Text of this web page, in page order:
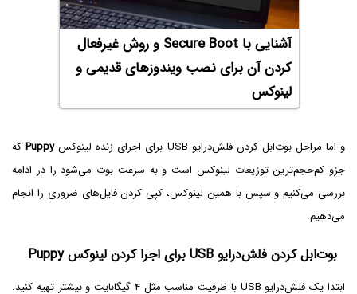
آشنایی با Secure Boot و روش غیرفعال
کردن آن برای نصب ویندوزهای قدیمی و
لینوکس
و اما مراحل بوت‌ابل کردن فلش‌درایو USB برای اجرای زنده لینوکس Puppyکه
جزو کم‌حجم‌ترین توزیعات لینوکس است و به سرعت بوت می‌شود را در ادامه
بررسی می‌کنیم و سپس با همین لینوکس، کپی کردن فایل‌های ضروری را انجام
می‌دهیم.
بوت‌ابل کردن فلش‌درایو USB برای اجرا کردن لینوکس Puppy
ابتدا یک فلش‌درایو USB با ظرفیت مناسب مثل ۴ گیگابایت و بیشتر تهیه کنید.